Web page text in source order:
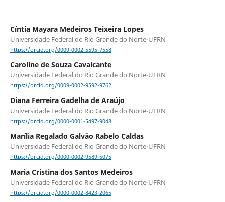
Cíntia Mayara Medeiros Teixeira Lopes
Universidade Federal do Rio Grande do Norte-UFRN
https://orcid.org/0009-0002-5595-7558
Caroline de Souza Cavalcante
Universidade Federal do Rio Grande do Norte-UFRN
https://orcid.org/0009-0002-9592-9762
Diana Ferreira Gadelha de Araújo
Universidade Federal do Rio Grande do Norte-UFRN
https://orcid.org/0000-0001-5497-9048
Marília Regalado Galvão Rabelo Caldas
Universidade Federal do Rio Grande do Norte-UFRN
https://orcid.org/0000-0002-9589-5075
Maria Cristina dos Santos Medeiros
Universidade Federal do Rio Grande do Norte-UFRN
https://orcid.org/0000-0002-8423-2065